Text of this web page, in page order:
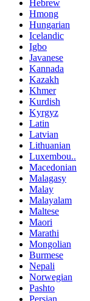
Hebrew
Hmong
Hungarian
Icelandic
Igbo
Javanese
Kannada
Kazakh
Khmer
Kurdish
Kyrgyz
Latin
Latvian
Lithuanian
Luxembou..
Macedonian
Malagasy
Malay
Malayalam
Maltese
Maori
Marathi
Mongolian
Burmese
Nepali
Norwegian
Pashto